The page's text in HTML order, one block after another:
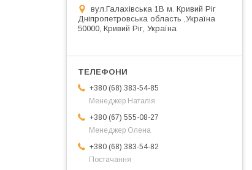
вул.Галахівська 1В м. Кривий Ріг
Дніпропетровська область ,Україна
50000, Кривий Ріг, Україна
+380 (68) 383-54-85
Менеджер Наталія
+380 (67) 555-08-27
Менеджер Олена
+380 (68) 383-54-82
Постачання